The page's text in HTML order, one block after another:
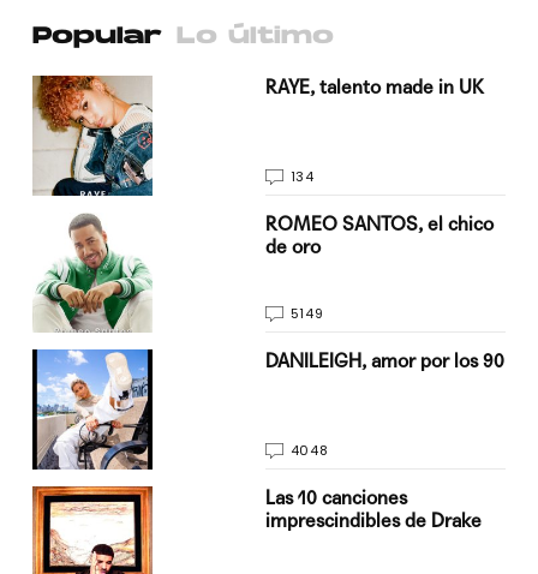
Popular Lo último
RAYE, talento made in UK
134
ROMEO SANTOS, el chico
de oro
5149
DANILEIGH, amor por los 90
4048
Las 10 canciones
imprescindibles de Drake